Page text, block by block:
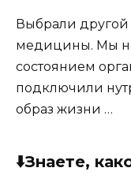
Выбрали
медицины. Мы
состоянием
подключили
образ жизни …
⬇️Знаете,